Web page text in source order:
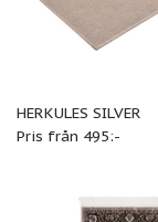
HERKULES SILVER
Pris från 495:-